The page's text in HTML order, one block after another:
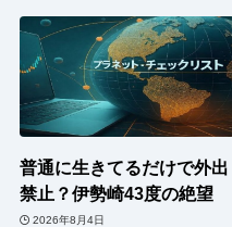
普通に生きてるだけで外出
禁止？伊勢崎43度の絶望
2026年8月4日